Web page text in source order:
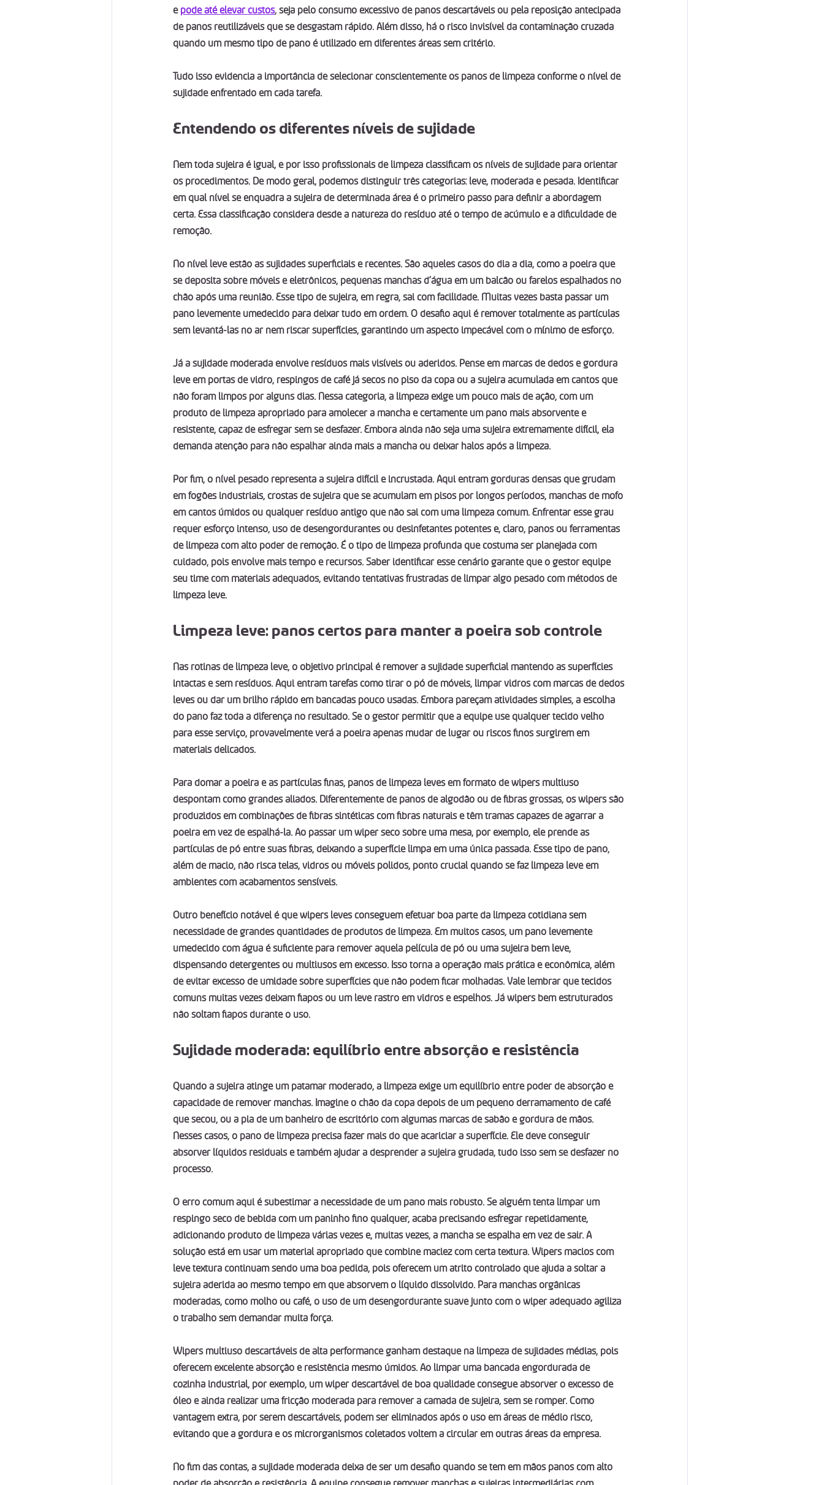
e pode até elevar custos, seja pelo consumo excessivo de panos descartáveis ou pela reposição antecipada
de panos reutilizáveis que se desgastam rápido. Além disso, há o risco invisível da contaminação cruzada
quando um mesmo tipo de pano é utilizado em diferentes áreas sem critério.
Tudo isso evidencia a importância de selecionar conscientemente os panos de limpeza conforme o nível de
sujidade enfrentado em cada tarefa.
Entendendo os diferentes níveis de sujidade
Nem toda sujeira é igual, e por isso profissionais de limpeza classificam os níveis de sujidade para orientar
os procedimentos. De modo geral, podemos distinguir três categorias: leve, moderada e pesada. Identificar
em qual nível se enquadra a sujeira de determinada área é o primeiro passo para definir a abordagem
certa. Essa classificação considera desde a natureza do resíduo até o tempo de acúmulo e a dificuldade de
remoção.
No nível leve estão as sujidades superficiais e recentes. São aqueles casos do dia a dia, como a poeira que
se deposita sobre móveis e eletrônicos, pequenas manchas d’água em um balcão ou farelos espalhados no
chão após uma reunião. Esse tipo de sujeira, em regra, sai com facilidade. Muitas vezes basta passar um
pano levemente umedecido para deixar tudo em ordem. O desafio aqui é remover totalmente as partículas
sem levantá-las no ar nem riscar superfícies, garantindo um aspecto impecável com o mínimo de esforço.
Já a sujidade moderada envolve resíduos mais visíveis ou aderidos. Pense em marcas de dedos e gordura
leve em portas de vidro, respingos de café já secos no piso da copa ou a sujeira acumulada em cantos que
não foram limpos por alguns dias. Nessa categoria, a limpeza exige um pouco mais de ação, com um
produto de limpeza apropriado para amolecer a mancha e certamente um pano mais absorvente e
resistente, capaz de esfregar sem se desfazer. Embora ainda não seja uma sujeira extremamente difícil, ela
demanda atenção para não espalhar ainda mais a mancha ou deixar halos após a limpeza.
Por fim, o nível pesado representa a sujeira difícil e incrustada. Aqui entram gorduras densas que grudam
em fogões industriais, crostas de sujeira que se acumulam em pisos por longos períodos, manchas de mofo
em cantos úmidos ou qualquer resíduo antigo que não sai com uma limpeza comum. Enfrentar esse grau
requer esforço intenso, uso de desengordurantes ou desinfetantes potentes e, claro, panos ou ferramentas
de limpeza com alto poder de remoção. É o tipo de limpeza profunda que costuma ser planejada com
cuidado, pois envolve mais tempo e recursos. Saber identificar esse cenário garante que o gestor equipe
seu time com materiais adequados, evitando tentativas frustradas de limpar algo pesado com métodos de
limpeza leve.
Limpeza leve: panos certos para manter a poeira sob controle
Nas rotinas de limpeza leve, o objetivo principal é remover a sujidade superficial mantendo as superfícies
intactas e sem resíduos. Aqui entram tarefas como tirar o pó de móveis, limpar vidros com marcas de dedos
leves ou dar um brilho rápido em bancadas pouco usadas. Embora pareçam atividades simples, a escolha
do pano faz toda a diferença no resultado. Se o gestor permitir que a equipe use qualquer tecido velho
para esse serviço, provavelmente verá a poeira apenas mudar de lugar ou riscos finos surgirem em
materiais delicados.
Para domar a poeira e as partículas finas, panos de limpeza leves em formato de wipers multiuso
despontam como grandes aliados. Diferentemente de panos de algodão ou de fibras grossas, os wipers são
produzidos em combinações de fibras sintéticas com fibras naturais e têm tramas capazes de agarrar a
poeira em vez de espalhá-la. Ao passar um wiper seco sobre uma mesa, por exemplo, ele prende as
partículas de pó entre suas fibras, deixando a superfície limpa em uma única passada. Esse tipo de pano,
além de macio, não risca telas, vidros ou móveis polidos, ponto crucial quando se faz limpeza leve em
ambientes com acabamentos sensíveis.
Outro benefício notável é que wipers leves conseguem efetuar boa parte da limpeza cotidiana sem
necessidade de grandes quantidades de produtos de limpeza. Em muitos casos, um pano levemente
umedecido com água é suficiente para remover aquela película de pó ou uma sujeira bem leve,
dispensando detergentes ou multiusos em excesso. Isso torna a operação mais prática e econômica, além
de evitar excesso de umidade sobre superfícies que não podem ficar molhadas. Vale lembrar que tecidos
comuns muitas vezes deixam fiapos ou um leve rastro em vidros e espelhos. Já wipers bem estruturados
não soltam fiapos durante o uso.
Sujidade moderada: equilíbrio entre absorção e resistência
Quando a sujeira atinge um patamar moderado, a limpeza exige um equilíbrio entre poder de absorção e
capacidade de remover manchas. Imagine o chão da copa depois de um pequeno derramamento de café
que secou, ou a pia de um banheiro de escritório com algumas marcas de sabão e gordura de mãos.
Nesses casos, o pano de limpeza precisa fazer mais do que acariciar a superfície. Ele deve conseguir
absorver líquidos residuais e também ajudar a desprender a sujeira grudada, tudo isso sem se desfazer no
processo.
O erro comum aqui é subestimar a necessidade de um pano mais robusto. Se alguém tenta limpar um
respingo seco de bebida com um paninho fino qualquer, acaba precisando esfregar repetidamente,
adicionando produto de limpeza várias vezes e, muitas vezes, a mancha se espalha em vez de sair. A
solução está em usar um material apropriado que combine maciez com certa textura. Wipers macios com
leve textura continuam sendo uma boa pedida, pois oferecem um atrito controlado que ajuda a soltar a
sujeira aderida ao mesmo tempo em que absorvem o líquido dissolvido. Para manchas orgânicas
moderadas, como molho ou café, o uso de um desengordurante suave junto com o wiper adequado agiliza
o trabalho sem demandar muita força.
Wipers multiuso descartáveis de alta performance ganham destaque na limpeza de sujidades médias, pois
oferecem excelente absorção e resistência mesmo úmidos. Ao limpar uma bancada engordurada de
cozinha industrial, por exemplo, um wiper descartável de boa qualidade consegue absorver o excesso de
óleo e ainda realizar uma fricção moderada para remover a camada de sujeira, sem se romper. Como
vantagem extra, por serem descartáveis, podem ser eliminados após o uso em áreas de médio risco,
evitando que a gordura e os microrganismos coletados voltem a circular em outras áreas da empresa.
No fim das contas, a sujidade moderada deixa de ser um desafio quando se tem em mãos panos com alto